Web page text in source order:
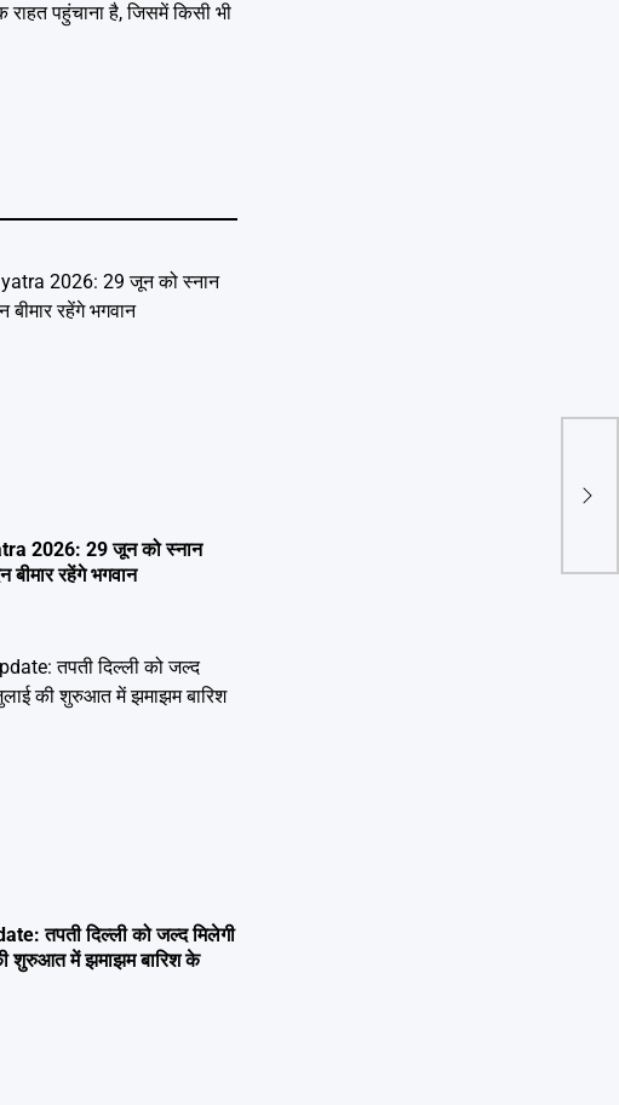
पहुंचाना है, जिसमें किसी भी
2026: 29 जून को स्नान
बीमार रहेंगे भगवान
तपती दिल्ली को जल्द मिलेगी
शुरुआत में झमाझम बारिश के